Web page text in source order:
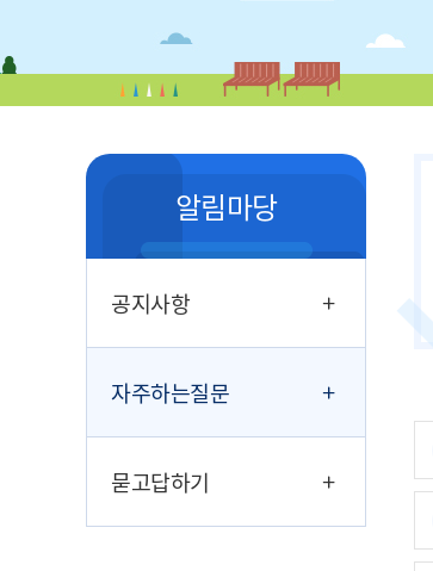
알림마당
공지사항
자주하는질문
묻고답하기